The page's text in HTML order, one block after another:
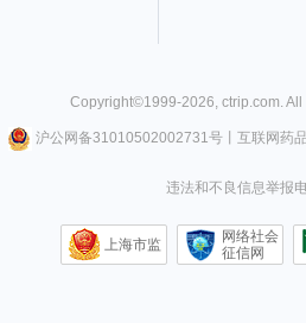
Copyright©1999-2026 ctrip.com .
沪公网备31010502002731号丨 互联网药
违法和不良信息举报
上海市监
网络社会
征信网